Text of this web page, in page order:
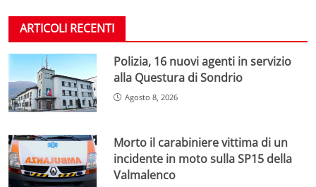
ARTICOLI RECENTI
Polizia, 16 nuovi agenti in servizio
alla Questura di Sondrio
Agosto 8, 2026
Morto il carabiniere vittima di un
incidente in moto sulla SP15 della
Valmalenco